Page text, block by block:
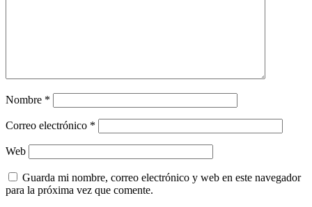
Nombre *
Correo electrónico *
Web
Guarda mi nombre, correo electrónico y web en este navegador
para la próxima vez que comente.